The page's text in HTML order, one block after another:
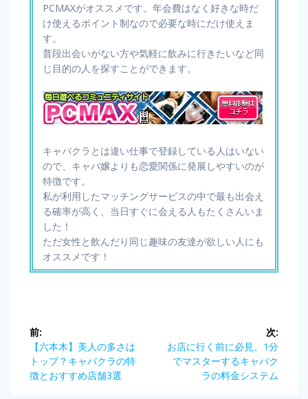
PCMAXがオススメです。年会費はなく好きな時だ
け使えるポイント制なので必要な時にだけ使えま
す。
普段出会いがない方や気軽に飲みに行きたいなど同
じ目的の人を探すことができます。
キャバクラとは違い仕事で登録している人はいない
ので、キャバ嬢よりも恋愛関係に発展しやすいのが
特徴です。
私が利用したマッチングサービスの中で最も出会え
る確率が高く、当日すぐに会える人もたくさんいま
した！
ただ女性と飲んだり同じ趣味の友達が欲しい人にも
オススメです！
投
稿
ナ
前:
前
の
記
【六本木】美人の多さは
トップ？キャバクラの特
徴とおすすめ店舗3選
次:
次
の
お店に行く前に必見。1分
でマスターするキャバク
ラの料金システム